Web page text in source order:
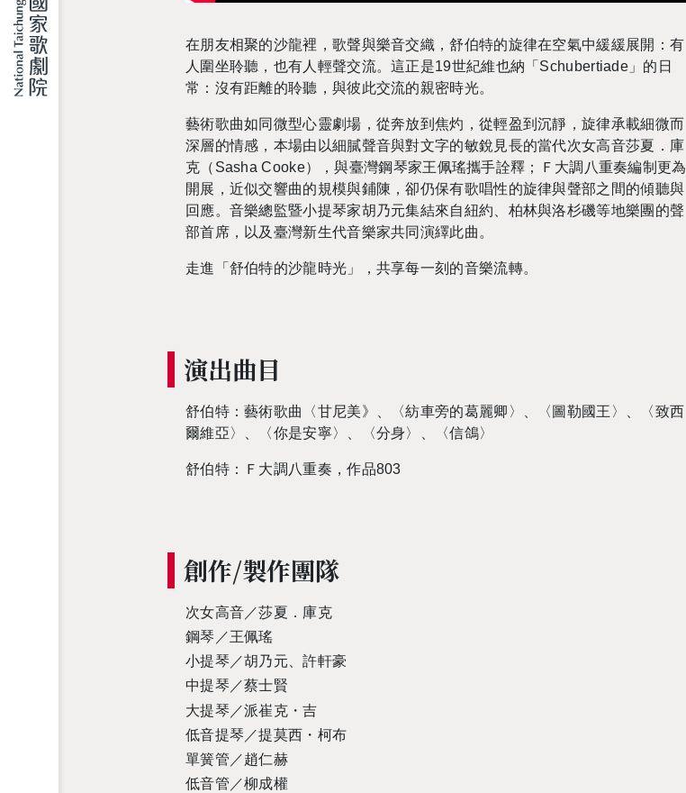
在朋友相聚的沙龍裡，歌聲與樂音交織，舒伯特的旋律在空氣中緩緩展開：有
人圍坐聆聽，也有人輕聲交流。這正是19世紀維也納「Schubertiade」的日
常：沒有距離的聆聽，與彼此交流的親密時光。
藝術歌曲如同微型心靈劇場，從奔放到焦灼，從輕盈到沉靜，旋律承載細微而
深層的情感，本場由以細膩聲音與對文字的敏銳見長的當代次女高音莎夏．庫
克（Sasha Cooke），與臺灣鋼琴家王佩瑤攜手詮釋；Ｆ大調八重奏編制更為
開展，近似交響曲的規模與鋪陳，卻仍保有歌唱性的旋律與聲部之間的傾聽與
回應。音樂總監暨小提琴家胡乃元集結來自紐約、柏林與洛杉磯等地樂團的聲
部首席，以及臺灣新生代音樂家共同演繹此曲。
走進「舒伯特的沙龍時光」，共享每一刻的音樂流轉。
演出曲目
舒伯特：藝術歌曲〈甘尼美》、〈紡車旁的葛麗卿〉、〈圖勒國王〉、〈致西
爾維亞〉、〈你是安寧〉、〈分身〉、〈信鴿〉
舒伯特：Ｆ大調八重奏，作品803
創作/製作團隊
次女高音／莎夏．庫克
鋼琴／王佩瑤
小提琴／胡乃元、許軒豪
中提琴／蔡士賢
大提琴／派崔克・吉
低音提琴／提莫西・柯布
單簧管／趙仁赫
低音管／柳成權